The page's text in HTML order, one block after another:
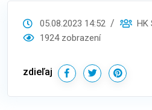
05.08.2023 14:52
HK
1924 zobrazení
zdieľaj